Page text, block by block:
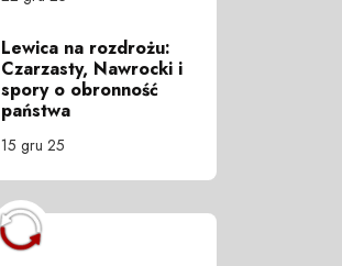
Lewica na rozdrożu:
Czarzasty, Nawrocki i
spory o obronność
państwa
15 gru 25